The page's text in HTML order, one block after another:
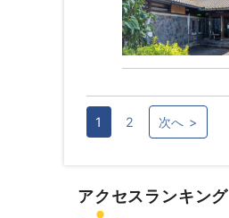
1 2 次へ >
アクセスランキング